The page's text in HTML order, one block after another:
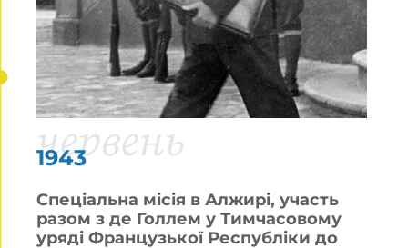
1943
червень
Спеціальна місія в Алжирі, участь
разом з де Голлем у Тимчасовому
уряді Французької Республіки до